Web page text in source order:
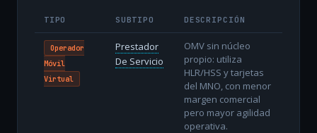
TIPO SUBTIPO DESCRIPCIÓN
Operador
Móvil
Virtual
Prestador
De Servicio
OMV sin núcleo
propio: utiliza
HLR/HSS y tarjetas
del MNO, con menor
margen comercial
pero mayor agilidad
operativa.